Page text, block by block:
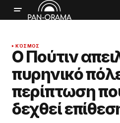
ΚΌΣΜΟΣ
Ο Πούτιν
πυρηνικό
περίπτωση
δεχθεί